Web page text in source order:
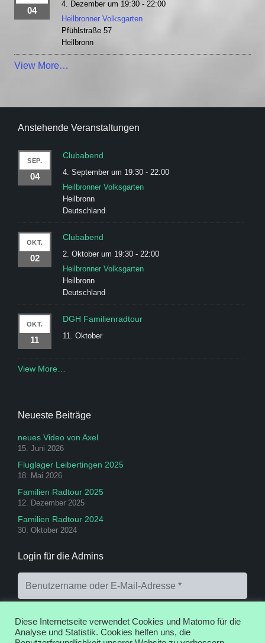
04
4. Dezember um 19:30 - 22:00
Heilbronner Volksgarten
Pfühlstraße 57
Heilbronn
View More…
Anstehende Veranstaltungen
SEP.
04
Clubabend
4. September um 19:30 -22:00
Heilbronner Volksgarten
Heilbronn
Deutschland
OKT.
02
Clubabend
2. Oktober um 19:30 -22:00
Heilbronner Volksgarten
Heilbronn
Deutschland
OKT.
11
DGH Familienradtour
11. Oktober
View More…
Neueste Beiträge
neues Video von Axel
15. Juni 2026
Fluglager Leibertingen 2025
18. Mai 2026
Familien Radtour 2025
12. Dezember 2025
Familien Radtour 2024
30. Oktober 2024
Login für die Admins
Diese Internetseite verwendet Cookies und Matomo für die
Analyse und Statistik. Cookies helfen uns, die